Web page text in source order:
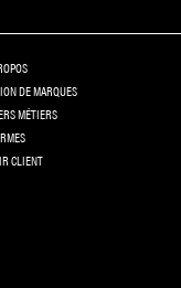
DE MARQUES
MÉTIERS
CLIENT